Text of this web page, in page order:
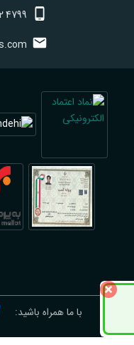
4799
با ما همراه باشید:ترجمه